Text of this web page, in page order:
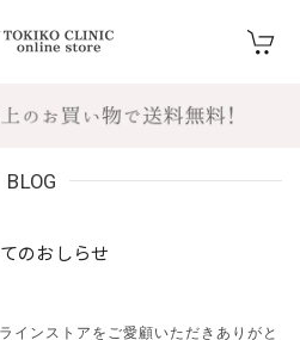
BLOG
のおしらせ
インストアをご愛顧いただきありがと